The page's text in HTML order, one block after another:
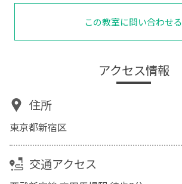
この教室に問い合わせる
アクセス情報
住所
東京都新宿区
交通アクセス